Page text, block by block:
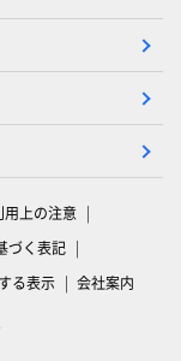
用上の注意
づく表記
る表示 会社案内